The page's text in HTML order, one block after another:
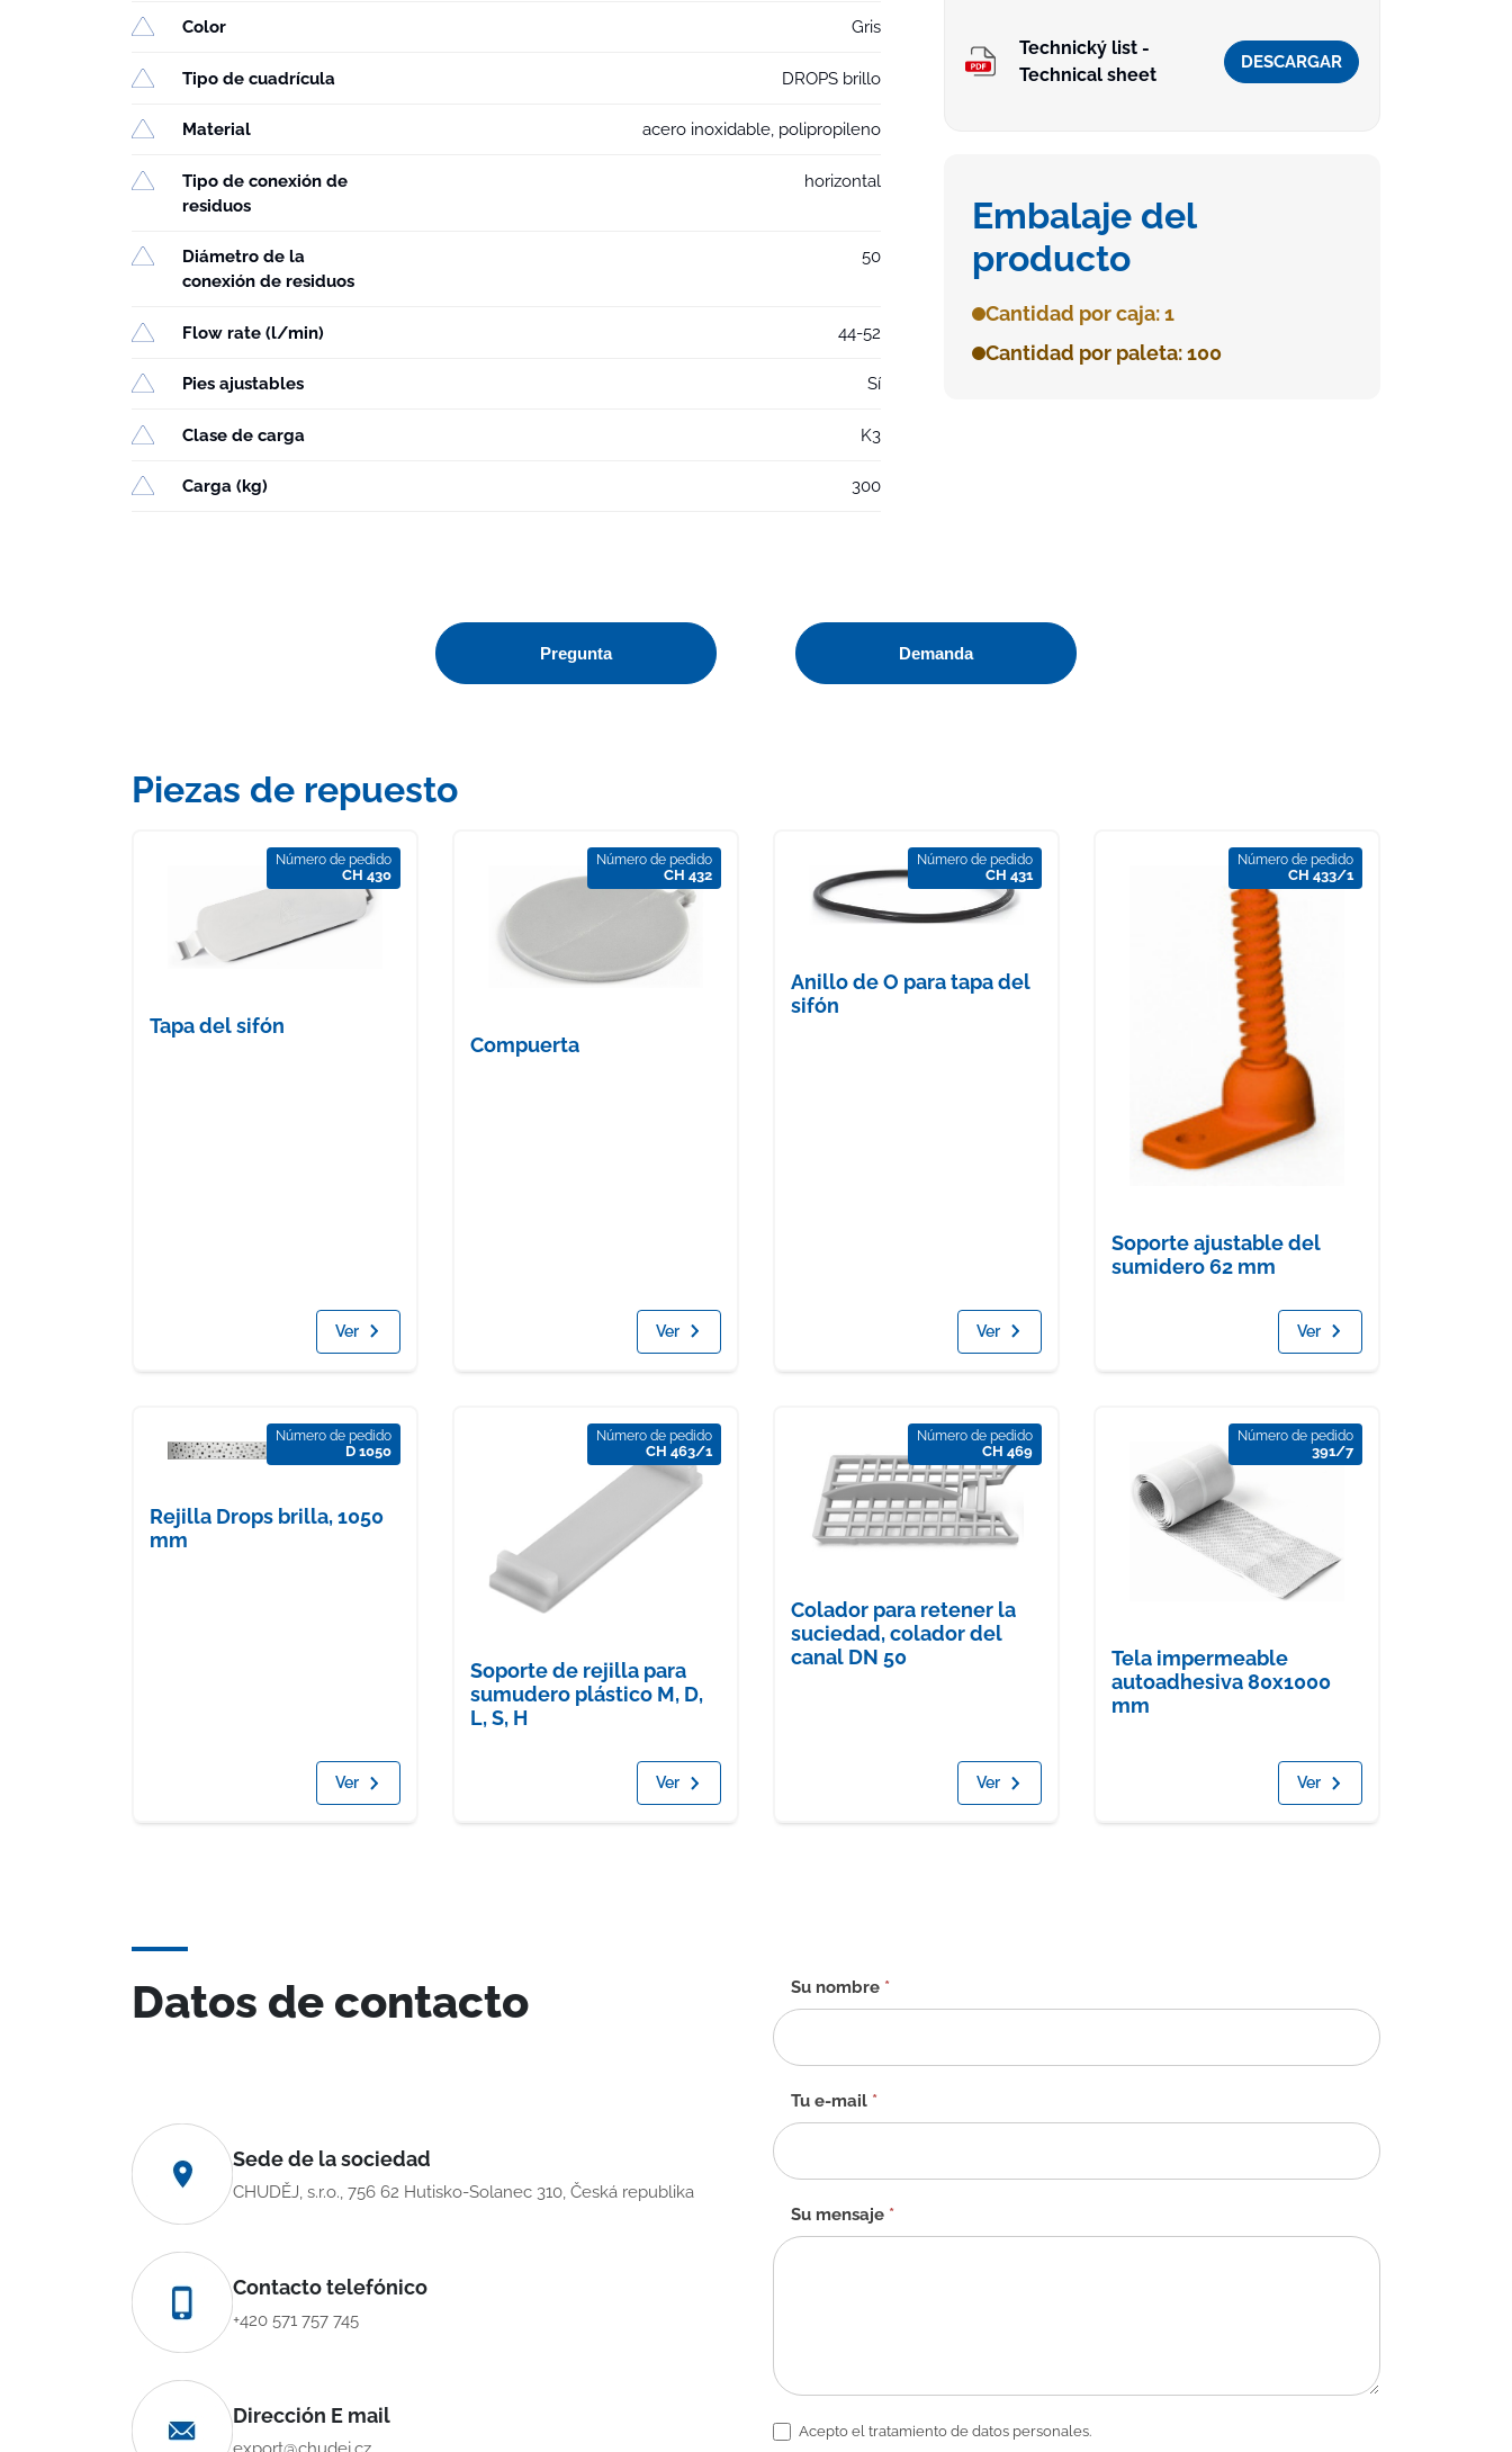
Color Gris
Tipo de cuadrícula DROPS brillo
Material acero inoxidable, polipropileno
Tipo de conexión de
residuos
horizontal
Diámetro de la
conexión de residuos
50
Flow rate (l/min) 44-52
Pies ajustables Sí
Clase de carga K3
Carga (kg) 300
Technický list -
Technical sheet
DESCARGAR
Embalaje del
producto
Cantidad por caja: 1
Cantidad por paleta: 100
Pregunta Demanda
Piezas de repuesto
Número de pedido
CH 430
Tapa del sifón
Ver
Número de pedido
CH 432
Compuerta
Ver
Número de pedido
CH 431
Anillo de O para tapa del
sifón
Ver
Número de pedido
CH 433/1
Soporte ajustable del
sumidero 62 mm
Ver
Número de pedido
D 1050
Rejilla Drops brilla, 1050
mm
Ver
Número de pedido
CH 463/1
Soporte de rejilla para
sumudero plástico M, D,
L, S, H
Ver
Número de pedido
CH 469
Colador para retener la
suciedad, colador del
canal DN 50
Ver
Número de pedido
391/7
Tela impermeable
autoadhesiva 80x1000
mm
Ver
Datos de contacto
Sede de la sociedad
CHUDĚJ, s.r.o., 756 62 Hutisko-Solanec 310, Česká republika
Contacto telefónico
+420 571 757 745
Dirección E mail
Formulario
de
contacto
-
Su nombre *
Tu e-mail *
Su mensaje *
Acepto el tratamiento de datos personales.